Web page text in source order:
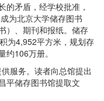
的矛盾，经学校批准，
为北京大学储存图书
）、期刊和报纸。储存
为4,952平方米，规划存
106万册。
服务。读者向总馆提出
平储存图书馆提取文